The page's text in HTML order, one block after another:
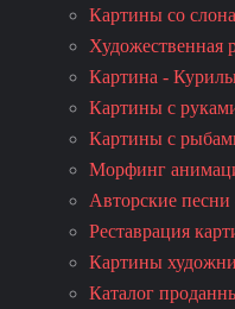
Картины со
Художественная
Картина -
Картины с
Картины с
Морфинг
Авторские песни
Реставрация
Картины
Каталог